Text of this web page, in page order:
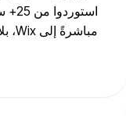
مباشرةً إلى Wix، بلا نسخ ولصق.